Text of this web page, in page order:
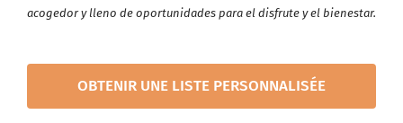
acogedor y lleno de oportunidades para el disfrute y el bienestar.
OBTENIR UNE LISTE PERSONNALISÉE